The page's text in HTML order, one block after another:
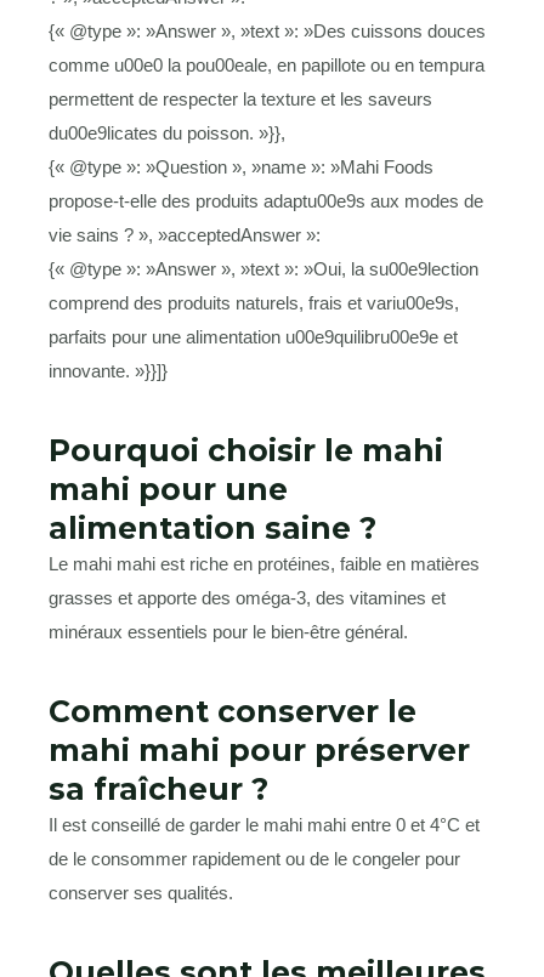
{« @type »: »Answer », »text »: »Des cuissons douces
comme u00e0 la pou00eale, en papillote ou en tempura
permettent de respecter la texture et les saveurs
du00e9licates du poisson. »}},
{« @type »: »Question », »name »: »Mahi Foods
propose-t-elle des produits adaptu00e9s aux modes de
vie sains ? », »acceptedAnswer »:
{« @type »: »Answer », »text »: »Oui, la su00e9lection
comprend des produits naturels, frais et variu00e9s,
parfaits pour une alimentation u00e9quilibru00e9e et
innovante. »}}]}
Pourquoi choisir le mahi
mahi pour une
alimentation saine ?
Le mahi mahi est riche en protéines, faible en matières
grasses et apporte des oméga-3, des vitamines et
minéraux essentiels pour le bien-être général.
Comment conserver le
mahi mahi pour préserver
sa fraîcheur ?
Il est conseillé de garder le mahi mahi entre 0 et 4°C et
de le consommer rapidement ou de le congeler pour
conserver ses qualités.